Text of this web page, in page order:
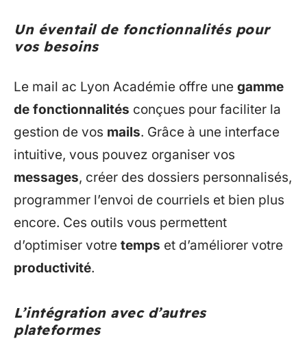
Un éventail de fonctionnalités pour
vos besoins
Le mail ac Lyon Académie offre une gamme
de fonctionnalités conçues pour faciliter la
gestion de vos mails. Grâce à une interface
intuitive, vous pouvez organiser vos
messages, créer des dossiers personnalisés,
programmer l’envoi de courriels et bien plus
encore. Ces outils vous permettent
d’optimiser votre temps et d’améliorer votre
productivité.
L’intégration avec d’autres
plateformes